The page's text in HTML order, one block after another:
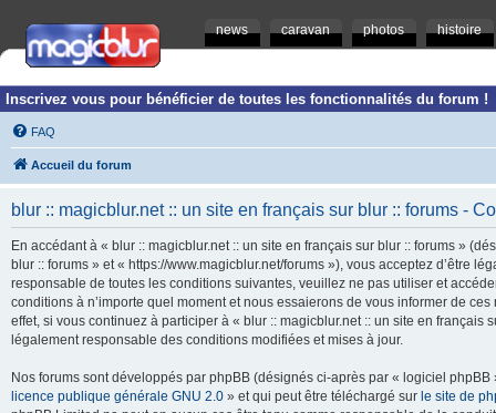
news caravan photos histoire
Inscrivez vous pour bénéficier de toutes les fonctionnalités du forum !
FAQ
Accueil du forum
blur :: magicblur.net :: un site en français sur blur :: forums -
En accédant à « blur :: magicblur.net :: un site en français sur blur :: forums »
blur :: forums » et « https://www.magicblur.net/forums »), vous acceptez d’être
responsable de toutes les conditions suivantes, veuillez ne pas utiliser et
conditions à n’importe quel moment et nous essaierons de vous informer de
effet, si vous continuez à participer à « blur :: magicblur.net :: un site en
légalement responsable des conditions modifiées et mises à jour.
Nos forums sont développés par phpBB (désignés ci-après par « logiciel
licence publique générale GNU 2.0 » et qui peut être téléchargé sur le site de